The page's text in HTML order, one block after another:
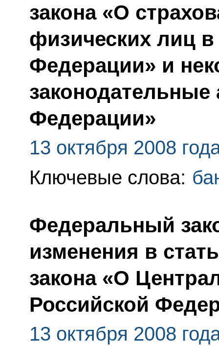
закона «О
физических лиц в
Федерации» и
законодательные
Федерации»
13 октября 2008
Ключевые слова:
Федеральный
изменения в
закона «О
Российской
13 октября 2008